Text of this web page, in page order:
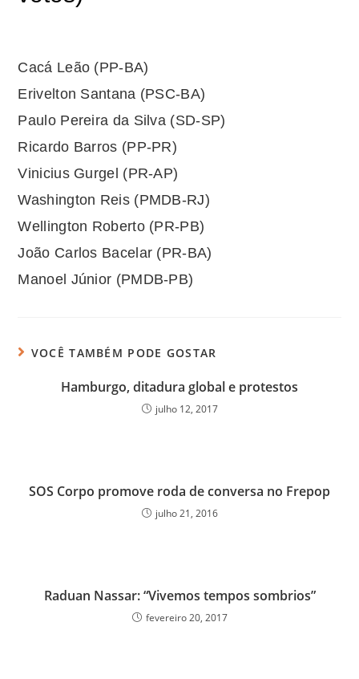
Cacá Leão (PP-BA)
Erivelton Santana (PSC-BA)
Paulo Pereira da Silva (SD-SP)
Ricardo Barros (PP-PR)
Vinicius Gurgel (PR-AP)
Washington Reis (PMDB-RJ)
Wellington Roberto (PR-PB)
João Carlos Bacelar (PR-BA)
Manoel Júnior (PMDB-PB)
VOCÊ TAMBÉM PODE GOSTAR
Hamburgo, ditadura global e protestos
julho 12, 2017
SOS Corpo promove roda de conversa no Frepop
julho 21, 2016
Raduan Nassar: “Vivemos tempos sombrios”
fevereiro 20, 2017